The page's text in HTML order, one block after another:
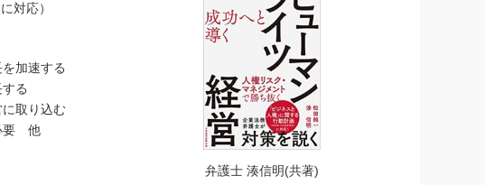
弁護士 湊信明(共著)
対応）
加速する
る
取り込む
要 他